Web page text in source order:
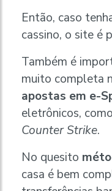
Então, caso
cassino, o site é
Também é
muito completa
apostas em e-
eletrônicos, como
Counter Strike.
No quesito
casa é bem